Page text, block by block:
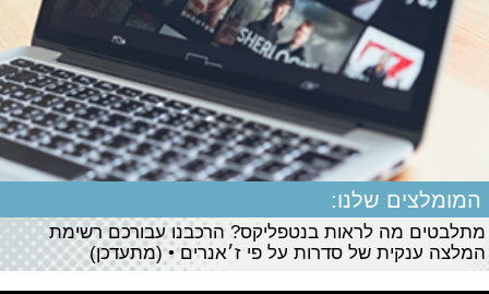
המומלצים שלנו:
מתלבטים מה לראות בנטפליקס? הרכבנו עבורכם רשימת
המלצה ענקית של סדרות על פי ז׳אנרים • (מתעדכן)